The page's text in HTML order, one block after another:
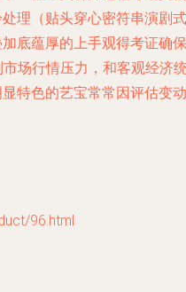
理（贴头穿心密符串演剧式
底蕴厚的上手观得考证确保
场行情压力，和客观经济
特色的艺宝常常因评估变动
96.html